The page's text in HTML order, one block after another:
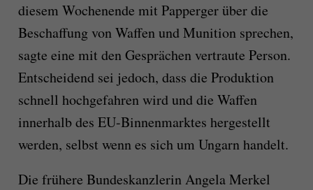
diesem Wochenende mit Papperger über die
Beschaffung von Waffen und Munition sprechen,
sagte eine mit den Gesprächen vertraute Person.
Entscheidend sei jedoch, dass die Produktion
schnell hochgefahren wird und die Waffen
innerhalb des EU-Binnenmarktes hergestellt
werden, selbst wenn es sich um Ungarn handelt.
Die frühere Bundeskanzlerin Angela Merkel